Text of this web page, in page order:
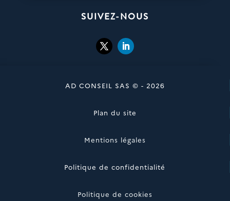
SUIVEZ-NOUS
AD CONSEIL SAS © - 2026
Plan du site
Mentions légales
Politique de confidentialité
Politique de cookies